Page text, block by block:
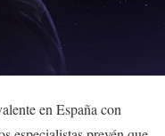
en España con